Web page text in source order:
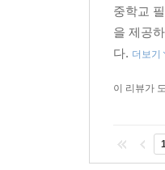
중학교
을 제공
다. 더보기
이 리뷰가